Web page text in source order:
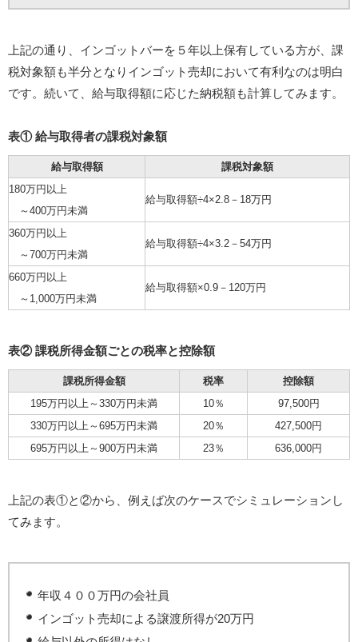
上記の通り、インゴットバーを５年以上保有している方が、課
税対象額も半分となりインゴット売却において有利なのは明白
です。続いて、給与取得額に応じた納税額も計算してみます。
表① 給与取得者の課税対象額
給与取得額
課税対象額
180万円以上
～400万円未満
給与取得額÷4×2.8－18万円
360万円以上
～700万円未満
給与取得額÷4×3.2－54万円
660万円以上
～1,000万円未満
給与取得額×0.9－120万円
表② 課税所得金額ごとの税率と控除額
課税所得金額 税率
控除額
195万円以上～330万円未満
10％
97,500円
330万円以上～695万円未満
20％
427,500円
695万円以上～900万円未満
23％ 636,000円
上記の表①と②から、例えば次のケースでシミュレーションし
てみます。
年収４００万円の会社員
インゴット売却による譲渡所得が20万円